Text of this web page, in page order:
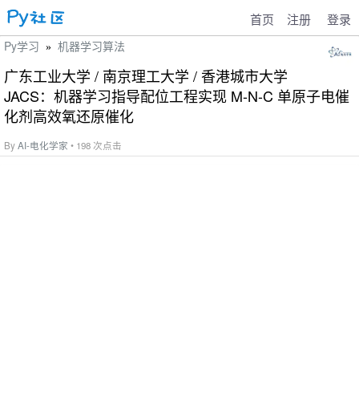
首页 注册 登录
Py学习 » 机器学习算法
广东工业大学 / 南京理工大学 / 香港城市大学
JACS：机器学习指导配位工程实现 M-N-C 单原子电催
化剂高效氧还原催化
ByAI-电化学家 • 198 次点击